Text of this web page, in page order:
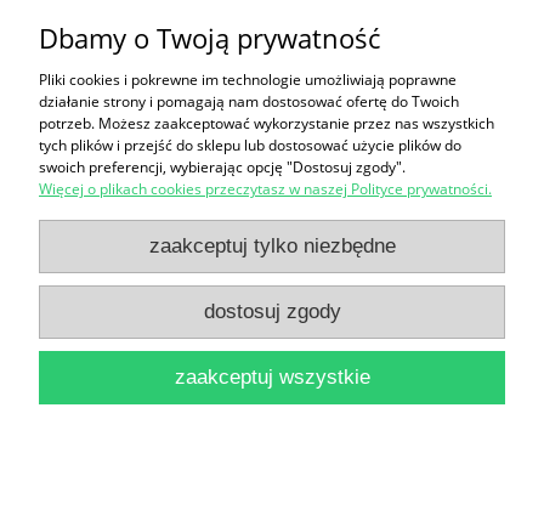
Materiały Muzeum Etnograficznego w Toruniu Nr 2
39,90 zł
do koszyka
24,90 zł
Dbamy o Twoją prywatność
Pliki cookies i pokrewne im technologie umożliwiają poprawne
działanie strony i pomagają nam dostosować ofertę do Twoich
potrzeb. Możesz zaakceptować wykorzystanie przez nas wszystkich
tych plików i przejść do sklepu lub dostosować użycie plików do
swoich preferencji, wybierając opcję "Dostosuj zgody".
Więcej o plikach cookies przeczytasz w naszej Polityce prywatności.
zaakceptuj tylko niezbędne
dostosuj zgody
zaakceptuj wszystkie